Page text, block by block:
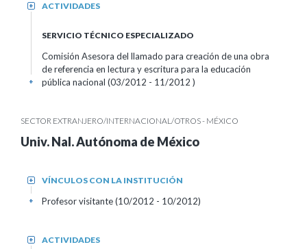
ACTIVIDADES
+
SERVICIO TÉCNICO ESPECIALIZADO
Comisión Asesora del llamado para creación de una obra
de referencia en lectura y escritura para la educación
pública nacional (03/2012 - 11/2012 )
+
SECTOR EXTRANJERO/INTERNACIONAL/OTROS - MÉXICO
Univ. Nal. Autónoma de México
VÍNCULOS CON LA INSTITUCIÓN
+
Profesor visitante (10/2012 - 10/2012)
+
ACTIVIDADES
+